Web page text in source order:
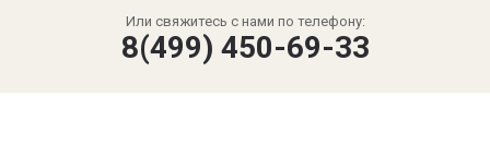
Или свяжитесь с нами по телефону:
8(499) 450-69-33